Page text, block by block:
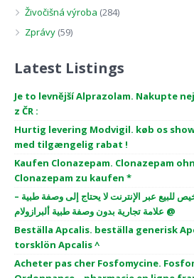
Živočišná výroba (284)
Zprávy (59)
Latest Listings
Je to levnější Alprazolam. Nakupte
z ČR :
Hurtig levering Modvigil. køb os
med tilgængelig rabat !
Kaufen Clonazepam. Clonazepam
Clonazepam zu kaufen *
للبيع عبر الإنترنت لا يحتاج إلى وصفة طبية –
علامة تجارية بدون وصفة طبية ألبرازولام @
Beställa Apcalis. beställa generisk
torsklön Apcalis ^
Acheter pas cher Fosfomycine.